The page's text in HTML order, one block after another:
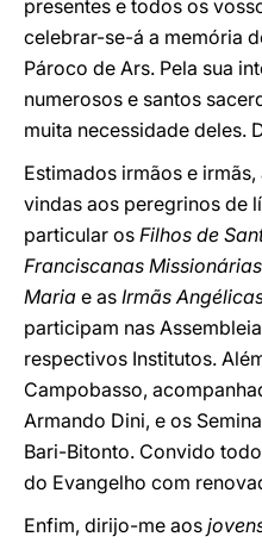
presentes e todos os
celebrar-se-á a memória
Pároco de Ars. Pela sua
numerosos e santos
muita necessidade deles.
Estimados irmãos e
vindas aos peregrinos de
particular os Filhos de
Franciscanas
Maria e as Irmãs
participam nas
respectivos Institutos.
Campobasso,
Armando Dini, e os
Bari-Bitonto. Convido
do Evangelho com
Enfim, dirijo-me aos